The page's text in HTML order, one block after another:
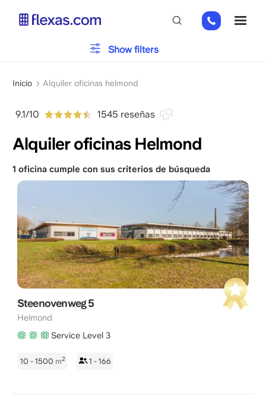
+31
85
Sobrescribir
de
a
navegación
Inicio Alquiler oficinas helmond
9.1/10 1545 reseñas
Alquiler oficinas Helmond
Aparcamiento
Servicios
Por favor, elija el tamaño de su equipox
Show filters
1 oficina cumple con sus criterios de búsqueda
Steenovenweg 5
Helmond
Service Level 3
10 - 1500 m2 1 - 166